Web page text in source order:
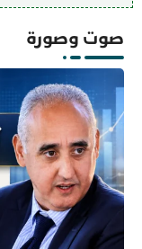
صوت وصورة